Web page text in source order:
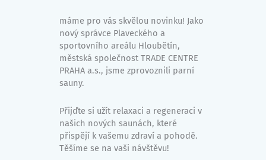
máme pro vás skvělou novinku! Jako
nový správce Plaveckého a
sportovního areálu Hloubětín,
městská společnost TRADE CENTRE
PRAHA a.s., jsme zprovoznili parní
sauny.
Přijďte si užít relaxaci a regeneraci v
našich nových saunách, které
přispějí k vašemu zdraví a pohodě.
Těšíme se na vaši návštěvu!